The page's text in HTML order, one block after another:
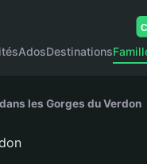
AdosDestinations
les Gorges du Verdon